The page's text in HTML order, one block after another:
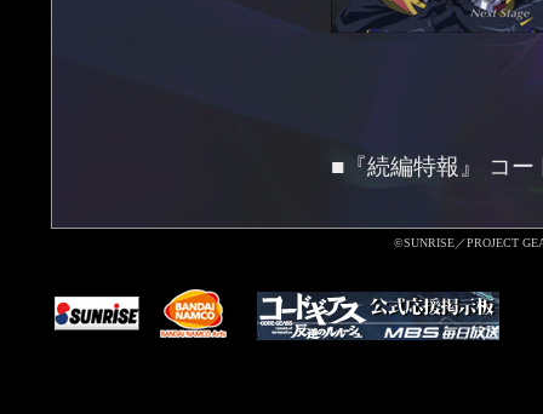
■『続編特報』 コ